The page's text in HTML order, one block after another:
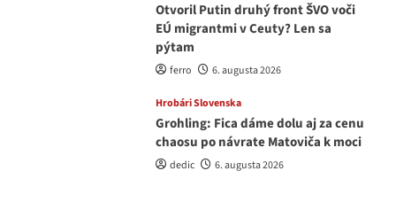
Otvoril Putin druhý front ŠVO voči
EÚ migrantmi v Ceuty? Len sa
pýtam
ferro 6. augusta 2026
Hrobári Slovenska
Grohling: Fica dáme dolu aj za cenu
chaosu po návrate Matoviča k moci
dedic 6. augusta 2026